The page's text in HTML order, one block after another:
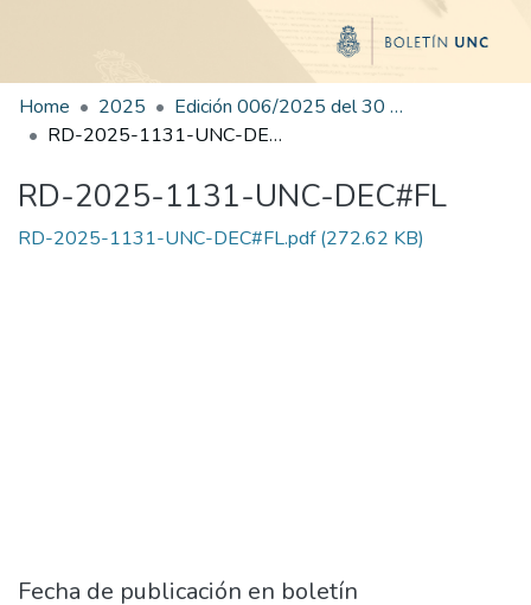
Home 2025
Edición 006/2025 del 30 de junio de 2025
RD-2025-1131-UNC-DEC#FL
RD-2025-1131-UNC-DEC#FL
RD-2025-1131-UNC-DEC#FL.pdf(272.62 KB)
Fecha de publicación en boletín